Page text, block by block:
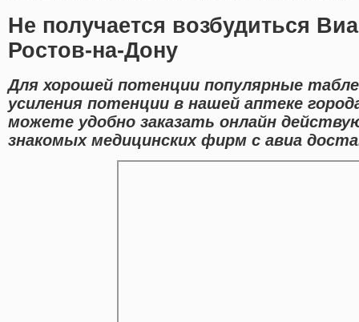
Не получается возбудиться
Ростов-на-Дону
Для хорошей потенции популярные
усиления потенции в нашей аптеке
можете удобно заказать онлайн
знакомых медицинских фирм с авиа